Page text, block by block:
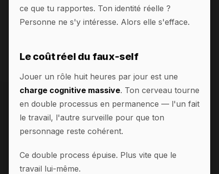
ce que tu rapportes. Ton identité réelle ?
Personne ne s'y intéresse. Alors elle s'efface.
Le coût réel du faux-self
Jouer un rôle huit heures par jour est une
charge cognitive massive. Ton cerveau tourne
en double processus en permanence — l'un fait
le travail, l'autre surveille pour que ton
personnage reste cohérent.
Ce double process épuise. Plus vite que le
travail lui-même.